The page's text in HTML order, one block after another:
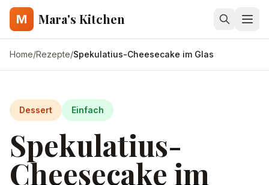
M Mara's Kitchen
Home/Rezepte/Spekulatius-Cheesecake im Glas
Dessert Einfach
Spekulatius-
Cheesecake im